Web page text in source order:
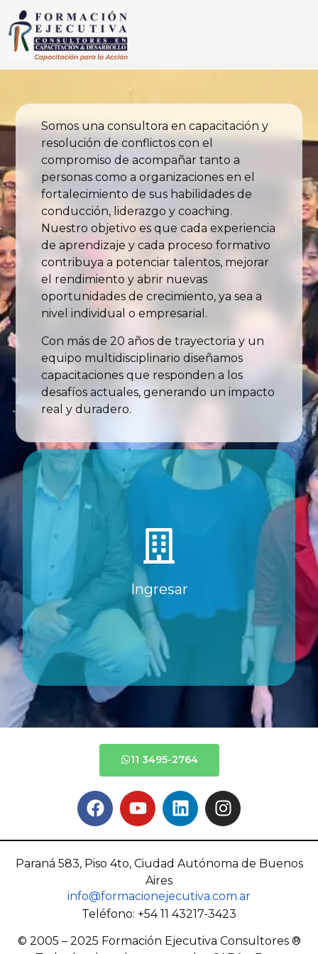
Somos una consultora en capacitación y
resolución de conflictos con el
compromiso de acompañar tanto a
personas como a organizaciones en el
fortalecimiento de sus habilidades de
conducción, liderazgo y coaching.
Nuestro objetivo es que cada experiencia
de aprendizaje y cada proceso formativo
contribuya a potenciar talentos, mejorar
el rendimiento y abrir nuevas
oportunidades de crecimiento, ya sea a
nivel individual o empresarial.
Con más de 20 años de trayectoria y un
equipo multidisciplinario diseñamos
capacitaciones que responden a los
desafíos actuales, generando un impacto
real y duradero.
Ingresar
Ver página
11 3495-2764
Paraná 583, Piso 4to, Ciudad Autónoma de Buenos
Aires
info@formacionejecutiva.com.ar
Teléfono: +54 11 43217-3423
© 2005 – 2025 Formación Ejecutiva Consultores ®